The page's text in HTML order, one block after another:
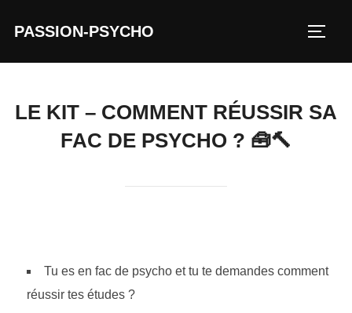
PASSION-PSYCHO
LE KIT – COMMENT RÉUSSIR SA
FAC DE PSYCHO ? 🧰🔨
Tu es en fac de psycho et tu te demandes comment
réussir tes études ?